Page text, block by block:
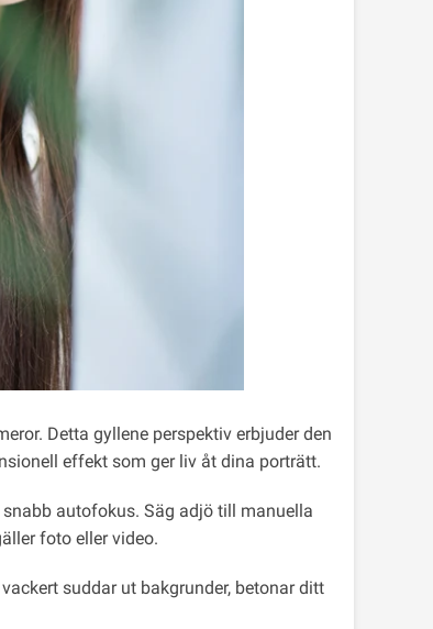
Detta gyllene perspektiv erbjuder den
effekt som ger liv åt dina porträtt.
autofokus. Säg adjö till manuella
foto eller video.
suddar ut bakgrunder, betonar ditt